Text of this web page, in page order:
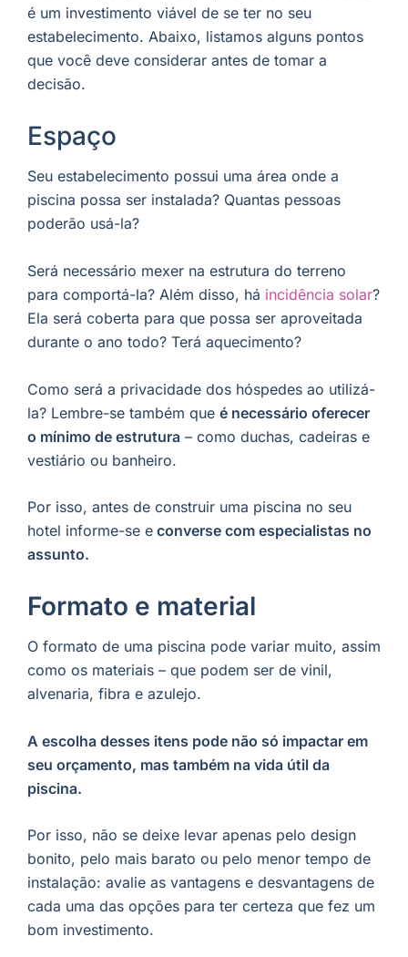
é um investimento viável de se ter no seu
estabelecimento. Abaixo, listamos alguns pontos
que você deve considerar antes de tomar a
decisão.
Espaço
Seu estabelecimento possui uma área onde a
piscina possa ser instalada? Quantas pessoas
poderão usá-la?
Será necessário mexer na estrutura do terreno
para comportá-la? Além disso, há incidência solar?
Ela será coberta para que possa ser aproveitada
durante o ano todo? Terá aquecimento?
Como será a privacidade dos hóspedes ao utilizá-
la? Lembre-se também que é necessário oferecer
o mínimo de estrutura – como duchas, cadeiras e
vestiário ou banheiro.
Por isso, antes de construir uma piscina no seu
hotel informe-se e converse com especialistas no
assunto.
Formato e material
O formato de uma piscina pode variar muito, assim
como os materiais – que podem ser de vinil,
alvenaria, fibra e azulejo.
A escolha desses itens pode não só impactar em
seu orçamento, mas também na vida útil da
piscina.
Por isso, não se deixe levar apenas pelo design
bonito, pelo mais barato ou pelo menor tempo de
instalação: avalie as vantagens e desvantagens de
cada uma das opções para ter certeza que fez um
bom investimento.